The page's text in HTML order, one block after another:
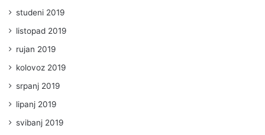
studeni 2019
listopad 2019
rujan 2019
kolovoz 2019
srpanj 2019
lipanj 2019
svibanj 2019